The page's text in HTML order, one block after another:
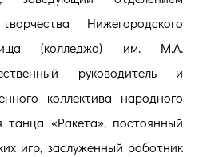
Нижегородского
(колледжа) им. М.А.
руководитель и
коллектива народного
танца «Ракета», постоянный
игр, заслуженный работник